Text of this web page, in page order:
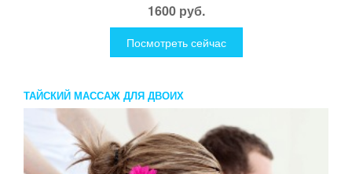
1600 руб.
Посмотреть сейчас
ТАЙСКИЙ МАССАЖ ДЛЯ ДВОИХ